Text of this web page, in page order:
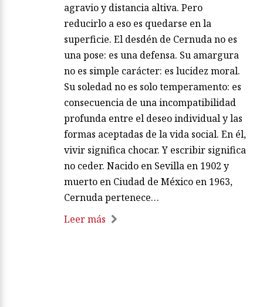
agravio y distancia altiva. Pero
reducirlo a eso es quedarse en la
superficie. El desdén de Cernuda no es
una pose: es una defensa. Su amargura
no es simple carácter: es lucidez moral.
Su soledad no es solo temperamento: es
consecuencia de una incompatibilidad
profunda entre el deseo individual y las
formas aceptadas de la vida social. En él,
vivir significa chocar. Y escribir significa
no ceder. Nacido en Sevilla en 1902 y
muerto en Ciudad de México en 1963,
Cernuda pertenece…
Leer más